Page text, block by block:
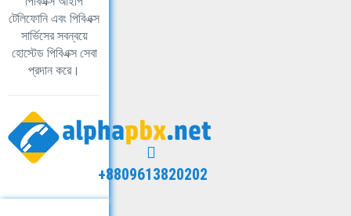
টেলিফোনি এবং পিবিএক্স
সার্ভিসের সবন্বয়ে
হোস্টেড পিবিএক্স সেবা
প্রদান করে।
+8809613820202